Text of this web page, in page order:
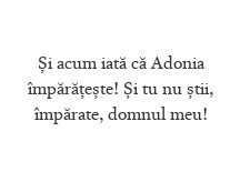
Şi acum iată că Adonia
împărăţeşte! Şi tu nu ştii,
împărate, domnul meu!